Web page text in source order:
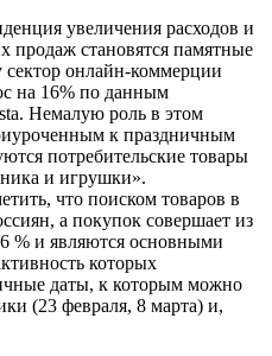
увеличения расходов и
продаж становятся памятные
онлайн-коммерции
на 16% по данным
Немалую роль в этом
к праздничным
потребительские товары
и игрушки».
что поиском товаров в
а покупок совершает из
% и являются основными
которых
даты, к которым можно
(23 февраля, 8 марта) и,